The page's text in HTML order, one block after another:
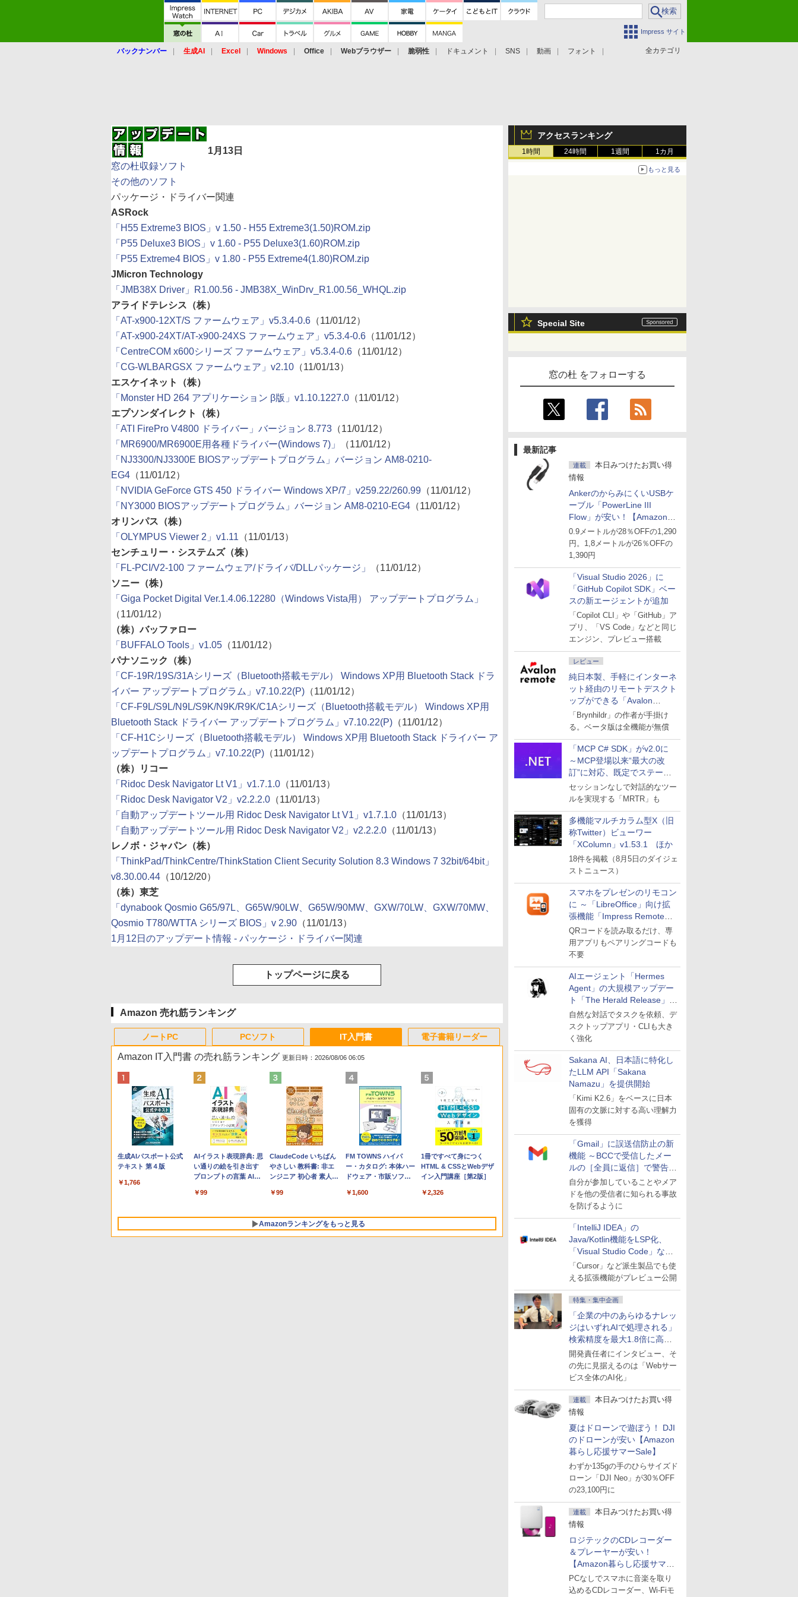
Impress サイト
全カテゴリ
バックナンバー 生成AI Excel Windows Office Webブラウザー 脆弱性 ドキュメント SNS 動画 フォント
アクセスランキング
1時間 24時間 1週間 1カ月
もっと見る
Special Site
窓の杜 をフォローする
最新記事
連載
本日みつけたお買い得
情報
AnkerのからみにくいUSBケ
ーブル「PowerLine III
Flow」が安い！【Amazon暮
らし応援サマーSale】
0.9メートルが28％OFFの1,290
円。1,8メートルが26％OFFの
1,390円
「Visual Studio 2026」に
「GitHub Copilot SDK」ベー
スの新エージェントが追加
「Copilot CLI」や「GitHub」ア
プリ、「VS Code」などと同じ
エンジン、プレビュー搭載
レビュー
純日本製、手軽にインターネ
ット経由のリモートデスクト
ップができる「Avalon
remote」
「Brynhildr」の作者が手掛け
る。ベータ版は全機能が無償
「MCP C# SDK」がv2.0に
～MCP登場以来“最大の改
訂”に対応、既定でステート
レスへ
セッションなしで対話的なツー
ルを実現する「MRTR」も
多機能マルチカラム型X（旧
称Twitter）ビューワー
「XColumn」v1.53.1 ほか
18件を掲載（8月5日のダイジェ
ストニュース）
スマホをプレゼンのリモコン
に ～「LibreOffice」向け拡
張機能「Impress Remote」
が公開
QRコードを読み取るだけ、専
用アプリもペアリングコードも
不要
AIエージェント「Hermes
Agent」の大規模アップデー
ト「The Herald Release」が
公開
自然な対話でタスクを依頼、デ
スクトップアプリ・CLIも大き
く強化
Sakana AI、日本語に特化し
たLLM API「Sakana
Namazu」を提供開始
「Kimi K2.6」をベースに日本
固有の文脈に対する高い理解力
を獲得
「Gmail」に誤送信防止の新
機能 ～BCCで受信したメー
ルの［全員に返信］で警告を
表示
自分が参加していることやメア
ドを他の受信者に知られる事故
を防げるように
「IntelliJ IDEA」の
Java/Kotlin機能をLSP化、
「Visual Studio Code」など
にも開放
「Cursor」など派生製品でも使
える拡張機能がプレビュー公開
特集・集中企画
「企業の中のあらゆるナレッ
ジはいずれAIで処理される」
検索精度を最大1.8倍に高め
た「GMO AI RAG」は無償の
OSS版で「1社1RAG」を目
指す
開発責任者にインタビュー、そ
の先に見据えるのは「Webサー
ビス全体のAI化」
連載
本日みつけたお買い得
情報
夏はドローンで遊ぼう！ DJI
のドローンが安い【Amazon
暮らし応援サマーSale】
わずか135gの手のひらサイズド
ローン「DJI Neo」が30％OFF
の23,100円に
連載
本日みつけたお買い得
情報
ロジテックのCDレコーダー
＆プレーヤーが安い！
【Amazon暮らし応援サマー
Sale】
PCなしでスマホに音楽を取り
込めるCDレコーダー、Wi-Fiモ
1月13日
窓の杜収録ソフト
その他のソフト
パッケージ・ドライバー関連
ASRock
「H55 Extreme3 BIOS」v 1.50 - H55 Extreme3(1.50)ROM.zip
「P55 Deluxe3 BIOS」v 1.60 - P55 Deluxe3(1.60)ROM.zip
「P55 Extreme4 BIOS」v 1.80 - P55 Extreme4(1.80)ROM.zip
JMicron Technology
「JMB38X Driver」R1.00.56 - JMB38X_WinDrv_R1.00.56_WHQL.zip
アライドテレシス（株）
「AT-x900-12XT/S ファームウェア」v5.3.4-0.6 （11/01/12）
「AT-x900-24XT/AT-x900-24XS ファームウェア」v5.3.4-0.6 （11/01/12）
「CentreCOM x600シリーズ ファームウェア」v5.3.4-0.6 （11/01/12）
「CG-WLBARGSX ファームウェア」v2.10 （11/01/13）
エスケイネット（株）
「Monster HD 264 アプリケーション β版」v1.10.1227.0 （11/01/12）
エプソンダイレクト（株）
「ATI FirePro V4800 ドライバー」バージョン 8.773 （11/01/12）
「MR6900/MR6900E用各種ドライバー(Windows 7)」
（11/01/12）
「NJ3300/NJ3300E BIOSアップデートプログラム」バージョン AM8-0210-
EG4 （11/01/12）
「NVIDIA GeForce GTS 450 ドライバー Windows XP/7」v259.22/260.99 （11/01/12）
「NY3000 BIOSアップデートプログラム」バージョン AM8-0210-EG4 （11/01/12）
オリンパス（株）
「OLYMPUS Viewer 2」v1.11 （11/01/13）
センチュリー・システムズ（株）
「FL-PCI/V2-100 ファームウェア/ドライバ/DLLパッケージ」
（11/01/12）
ソニー（株）
「Giga Pocket Digital Ver.1.4.06.12280（Windows Vista用） アップデートプログラム」
（11/01/12）
（株）バッファロー
「BUFFALO Tools」v1.05 （11/01/12）
パナソニック（株）
「CF-19R/19S/31Aシリーズ（Bluetooth搭載モデル） Windows XP用 Bluetooth Stack ドラ
イバー アップデートプログラム」v7.10.22(P) （11/01/12）
「CF-F9L/S9L/N9L/S9K/N9K/R9K/C1Aシリーズ（Bluetooth搭載モデル） Windows XP用
Bluetooth Stack ドライバー アップデートプログラム」v7.10.22(P) （11/01/12）
「CF-H1Cシリーズ（Bluetooth搭載モデル） Windows XP用 Bluetooth Stack ドライバー ア
ップデートプログラム」v7.10.22(P) （11/01/12）
（株）リコー
「Ridoc Desk Navigator Lt V1」v1.7.1.0 （11/01/13）
「Ridoc Desk Navigator V2」v2.2.2.0 （11/01/13）
「自動アップデートツール用 Ridoc Desk Navigator Lt V1」v1.7.1.0 （11/01/13）
「自動アップデートツール用 Ridoc Desk Navigator V2」v2.2.2.0 （11/01/13）
レノボ・ジャパン（株）
「ThinkPad/ThinkCentre/ThinkStation Client Security Solution 8.3 Windows 7 32bit/64bit」
v8.30.00.44 （10/12/20）
（株）東芝
「dynabook Qosmio G65/97L、G65W/90LW、G65W/90MW、GXW/70LW、GXW/70MW、
Qosmio T780/WTTA シリーズ BIOS」v 2.90 （11/01/13）
1月12日のアップデート情報 - パッケージ・ドライバー関連
トップページに戻る
Amazon 売れ筋ランキング
ノートPC
Apple 2026 MacBook
Neo A18 Proチップ搭
ク：AIとApple
スプレイ、8GBユニフ
SSDストレージ、
tomtoc 360°保護 15.6
16インチ パソコンケー
ス Dell NEC Lavie
Lenovo対応
￥2,952
Apple 2026 MacBook
Air M5チップ搭載13イ
ンチノートブック：AI
13.6インチLiquid
24GBユニファイドメモ
リ、1TB SSD、12MPセ
ンターフレームカメ
￥331,701
【Amazon.co.jp限定】
HP ノートパソコン 15-
fd 15.6インチ 16GBメ
テル Core 5
￥129,800
FMV ノートパソコン
WE1-K3 (MS 365
Personal/Copilotキー搭
i5/16GB/SSD 512GB/ホ
FMVWK3E15W_AZ
￥119,800
PCソフト
Xbox プリペイドカード
10,000円 デジタルコー
ード】 [オンラインコー
Robloxギフトカード -
800 Robux 【限定バー
チャルアイテムを含
ムコード】 ロブロック
版
￥1,300
Microsoft Office
Home & Business
2024(最新 永続版)|オン
版|Windows11、
￥39,582
Robloxギフトカード -
2,000 Robux 【限定バ
ーチャルアイテムを含
ムコード】 ロブロック
版
￥3,200
Robloxギフトカード -
1000 Robux 【限定バー
チャルアイテムを含む】
ド】 ロブロックス |オン
￥1,600
IT入門書
Amazon IT入門書 の売れ筋ランキング 更新日時：2026/08/06 06:05
生成AIパスポート公式
テキスト 第４版
￥1,766
AIイラスト表現辞典: 思
い通りの絵を引き出す
プロンプトの言葉 AI画
イラストLabo)
￥99
ClaudeCode いちばん
やさしい 教科書: 非エ
ンジニア 初心者 素人
アル AI副業にもコンテ
版にも！ 非エンジニア
のためのAIコーディン
グ入門シリーズ
￥99
FM TOWNS ハイパ
ー・カタログ: 本体ハー
ドウェア・市販ソフト
リストと最新エミュレ
￥1,600
1冊ですべて身につく
HTML & CSSとWebデザ
イン入門講座［第2版］
￥2,326
Amazonランキングをもっと見る
電子書籍リーダー